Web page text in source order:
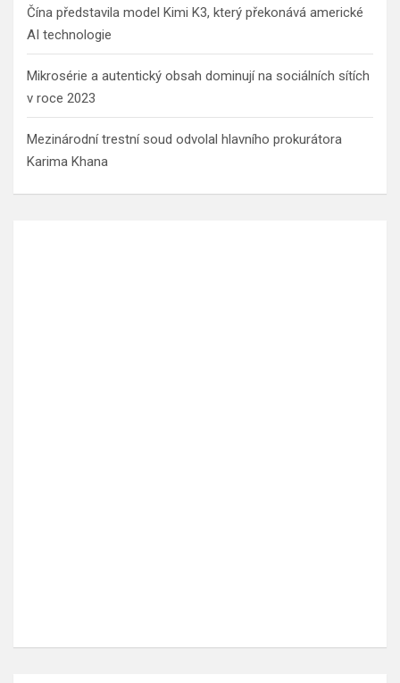
Čína představila model Kimi K3, který překonává americké
AI technologie
Mikrosérie a autentický obsah dominují na sociálních sítích
v roce 2023
Mezinárodní trestní soud odvolal hlavního prokurátora
Karima Khana